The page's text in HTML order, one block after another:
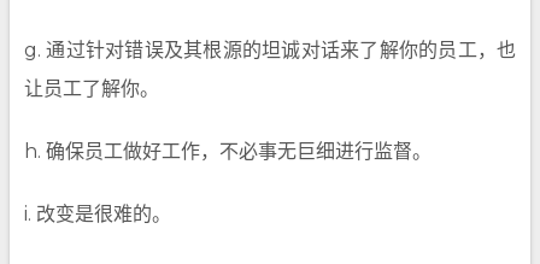
g. 通过针对错误及其根源的坦诚对话来了解你的员工，也
让员工了解你。
h. 确保员工做好工作，不必事无巨细进行监督。
i. 改变是很难的。